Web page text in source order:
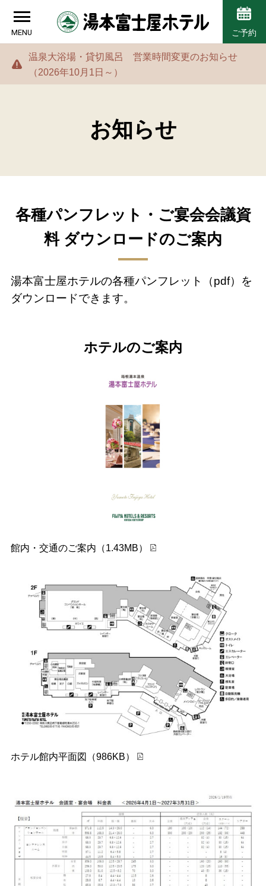
MENU ご予約
温泉大浴場・貸切風呂 営業時間変更のお知らせ
（2026年10月1日～）
お知らせ
各種パンフレット・ご宴会会議資
料 ダウンロードのご案内
湯本富士屋ホテルの各種パンフレット（pdf）を
ダウンロードできます。
ホテルのご案内
館内・交通のご案内（1.43MB）
ホテル館内平面図（986KB）